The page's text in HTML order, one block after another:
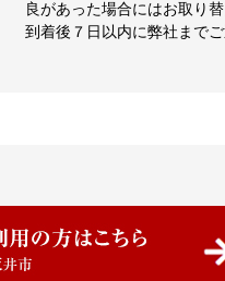
良があった場合にはお取り
到着後７日以内に弊社までご